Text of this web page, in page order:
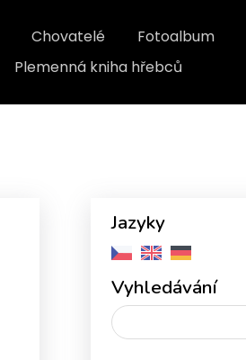
Chovatelé Fotoalbum
Plemenná kniha hřebců
Jazyky
Vyhledávání